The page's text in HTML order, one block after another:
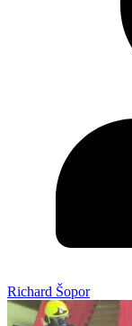
Richard Šopor